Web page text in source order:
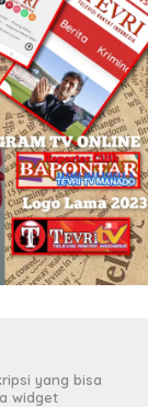
yang bisa
widget